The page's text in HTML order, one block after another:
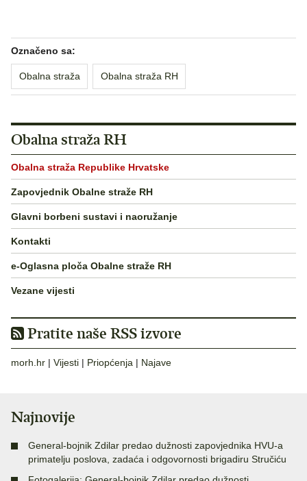
Označeno sa:
Obalna straža Obalna straža RH
Obalna straža RH
Obalna straža Republike Hrvatske
Zapovjednik Obalne straže RH
Glavni borbeni sustavi i naoružanje
Kontakti
e-Oglasna ploča Obalne straže RH
Vezane vijesti
Pratite naše RSS izvore
morh.hr | Vijesti | Priopćenja | Najave
Najnovije
General-bojnik Zdilar predao dužnosti zapovjednika HVU-a
primatelju poslova, zadaća i odgovornosti brigadiru Stručiću